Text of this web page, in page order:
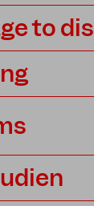
to